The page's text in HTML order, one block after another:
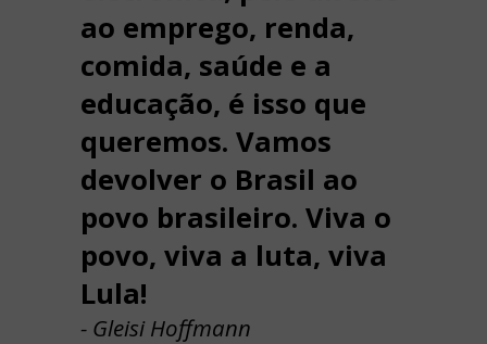
ao emprego, renda,
comida, saúde e a
educação, é isso que
queremos. Vamos
devolver o Brasil ao
povo brasileiro. Viva o
povo, viva a luta, viva
Lula!
- Gleisi Hoffmann